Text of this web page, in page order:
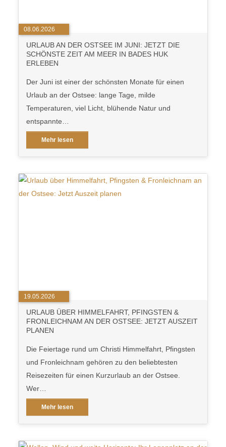
08.06.2026
URLAUB AN DER OSTSEE IM JUNI: JETZT DIE
SCHÖNSTE ZEIT AM MEER IN BADES HUK
ERLEBEN
Der Juni ist einer der schönsten Monate für einen
Urlaub an der Ostsee: lange Tage, milde
Temperaturen, viel Licht, blühende Natur und
entspannte…
Mehr lesen
19.05.2026
URLAUB ÜBER HIMMELFAHRT, PFINGSTEN &
FRONLEICHNAM AN DER OSTSEE: JETZT AUSZEIT
PLANEN
Die Feiertage rund um Christi Himmelfahrt, Pfingsten
und Fronleichnam gehören zu den beliebtesten
Reisezeiten für einen Kurzurlaub an der Ostsee.
Wer…
Mehr lesen